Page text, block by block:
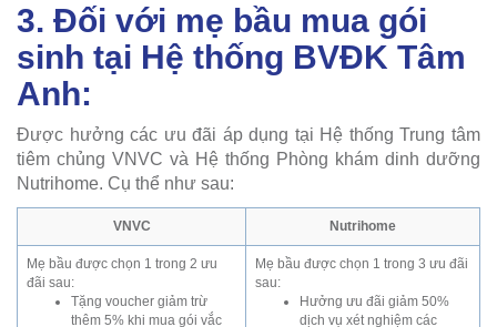
3. Đối với mẹ bầu mua gói
sinh tại Hệ thống BVĐK Tâm
Anh:
Được hưởng các ưu đãi áp dụng tại Hệ thống Trung tâm
tiêm chủng VNVC và Hệ thống Phòng khám dinh dưỡng
Nutrihome. Cụ thể như sau:
VNVC Nutrihome
Mẹ bầu được chọn 1 trong 2 ưu
đãi sau:
Tặng voucher giảm trừ
thêm 5% khi mua gói vắc
Mẹ bầu được chọn 1 trong 3 ưu đãi
sau:
Hưởng ưu đãi giảm 50%
dịch vụ xét nghiệm các